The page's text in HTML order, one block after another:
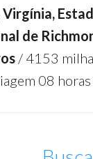
de
/ 4153
08